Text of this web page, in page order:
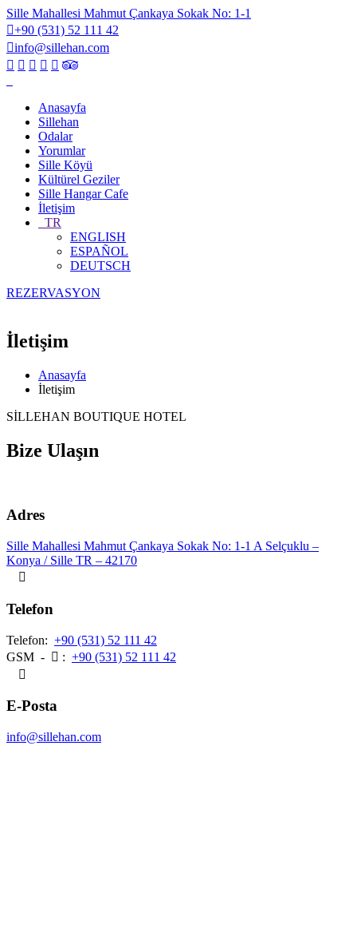
Sille Mahallesi Mahmut Çankaya Sokak No: 1-1
+90 (531) 52 111 42
info@sillehan.com
Anasayfa
Sillehan
Odalar
Yorumlar
Sille Köyü
Kültürel Geziler
Sille Hangar Cafe
İletişim
TR
ENGLISH
ESPAÑOL
DEUTSCH
REZERVASYON
İletişim
Anasayfa
İletişim
SİLLEHAN BOUTIQUE HOTEL
Bize Ulaşın
Adres
Sille Mahallesi Mahmut Çankaya Sokak No: 1-1 A Selçuklu –
Konya / Sille TR – 42170
Telefon
Telefon: +90 (531) 52 111 42
GSM -
: +90 (531) 52 111 42
E-Posta
info@sillehan.com